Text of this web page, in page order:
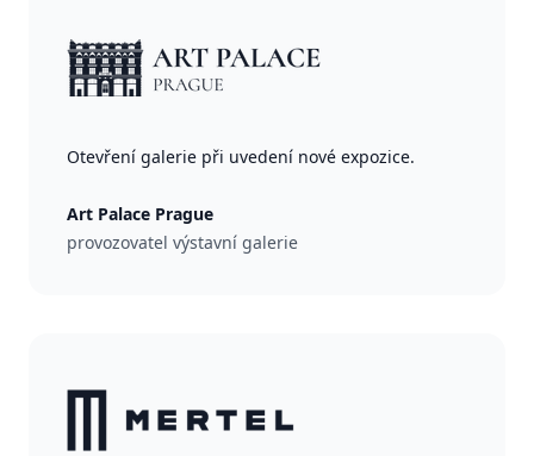
Otevření galerie při uvedení nové expozice.
Art Palace Prague
provozovatel výstavní galerie